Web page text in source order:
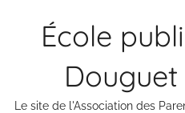
École
Le site de l'Association des